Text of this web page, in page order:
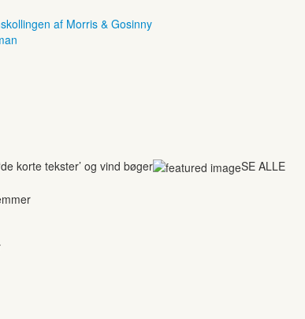
af Morris & Gosinny
korte tekster’ og vind bøger
SE ALLE